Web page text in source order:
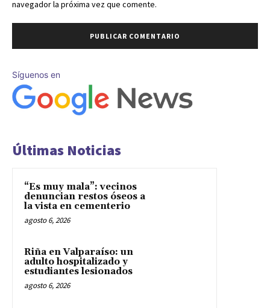
navegador la próxima vez que comente.
Síguenos en
Últimas Noticias
“Es muy mala”: vecinos
denuncian restos óseos a
la vista en cementerio
agosto 6, 2026
Riña en Valparaíso: un
adulto hospitalizado y
estudiantes lesionados
agosto 6, 2026